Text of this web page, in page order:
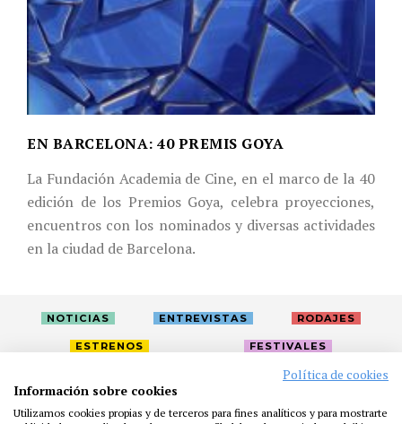
EN BARCELONA: 40 PREMIS GOYA
La Fundación Academia de Cine, en el marco de la 40
edición de los Premios Goya, celebra proyecciones,
encuentros con los nominados y diversas actividades
en la ciudad de Barcelona.
NOTICIAS ENTREVISTAS RODAJES
ESTRENOS FESTIVALES
Política de cookies
Información sobre cookies
Utilizamos cookies propias y de terceros para fines analíticos y para mostrarte